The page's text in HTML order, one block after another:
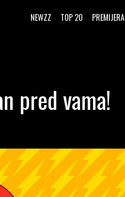
NEWZZ TOP 20 PREMIJERA
pred vama!